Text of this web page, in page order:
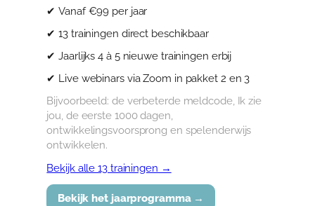
✔ Vanaf €99 per jaar
✔ 13 trainingen direct beschikbaar
✔ Jaarlijks 4 à 5 nieuwe trainingen erbij
✔ Live webinars via Zoom in pakket 2 en 3
Bijvoorbeeld: de verbeterde meldcode, Ik zie
jou, de eerste 1000 dagen,
ontwikkelingsvoorsprong en spelenderwijs
ontwikkelen.
Bekijk alle 13 trainingen →
Bekijk het jaarprogramma →